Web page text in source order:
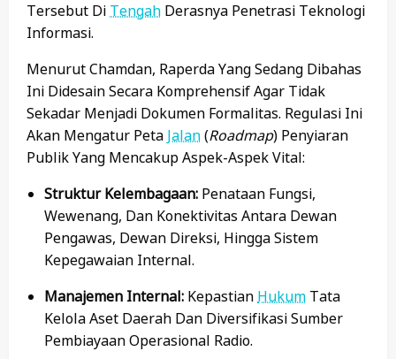
Tersebut Di Tengah Derasnya Penetrasi Teknologi
Informasi.
Menurut Chamdan, Raperda Yang Sedang Dibahas
Ini Didesain Secara Komprehensif Agar Tidak
Sekadar Menjadi Dokumen Formalitas. Regulasi Ini
Akan Mengatur Peta Jalan(Roadmap) Penyiaran
Publik Yang Mencakup Aspek-Aspek Vital:
Struktur Kelembagaan: Penataan Fungsi,
Wewenang, Dan Konektivitas Antara Dewan
Pengawas, Dewan Direksi, Hingga Sistem
Kepegawaian Internal.
Manajemen Internal: Kepastian Hukum Tata
Kelola Aset Daerah Dan Diversifikasi Sumber
Pembiayaan Operasional Radio.